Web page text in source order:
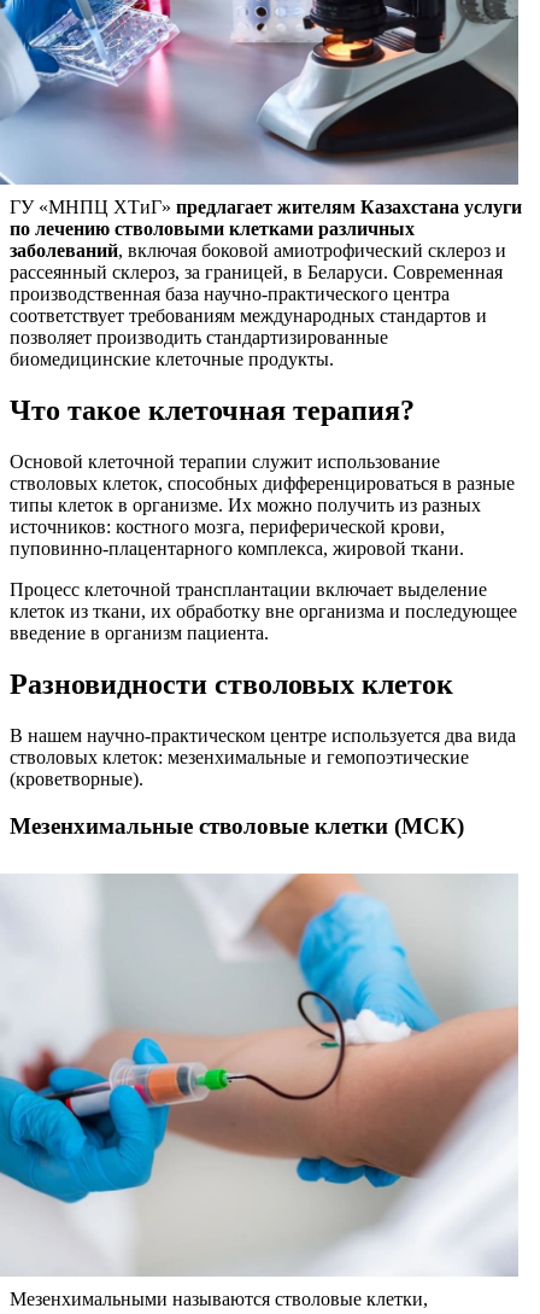
ГУ «МНПЦ ХТиГ» предлагает жителям Казахстана услуги
по лечению стволовыми клетками различных
заболеваний, включая боковой амиотрофический склероз и
рассеянный склероз, за границей, в Беларуси. Современная
производственная база научно-практического центра
соответствует требованиям международных стандартов и
позволяет производить стандартизированные
биомедицинские клеточные продукты.
Что такое клеточная терапия?
Основой клеточной терапии служит использование
стволовых клеток, способных дифференцироваться в разные
типы клеток в организме. Их можно получить из разных
источников: костного мозга, периферической крови,
пуповинно-плацентарного комплекса, жировой ткани.
Процесс клеточной трансплантации включает выделение
клеток из ткани, их обработку вне организма и последующее
введение в организм пациента.
Разновидности стволовых клеток
В нашем научно-практическом центре используется два вида
стволовых клеток: мезенхимальные и гемопоэтические
(кроветворные).
Мезенхимальные стволовые клетки (МСК)
Мезенхимальными называются стволовые клетки,